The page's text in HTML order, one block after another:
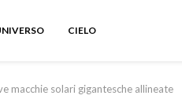
CIELO
macchie solari gigantesche allineate